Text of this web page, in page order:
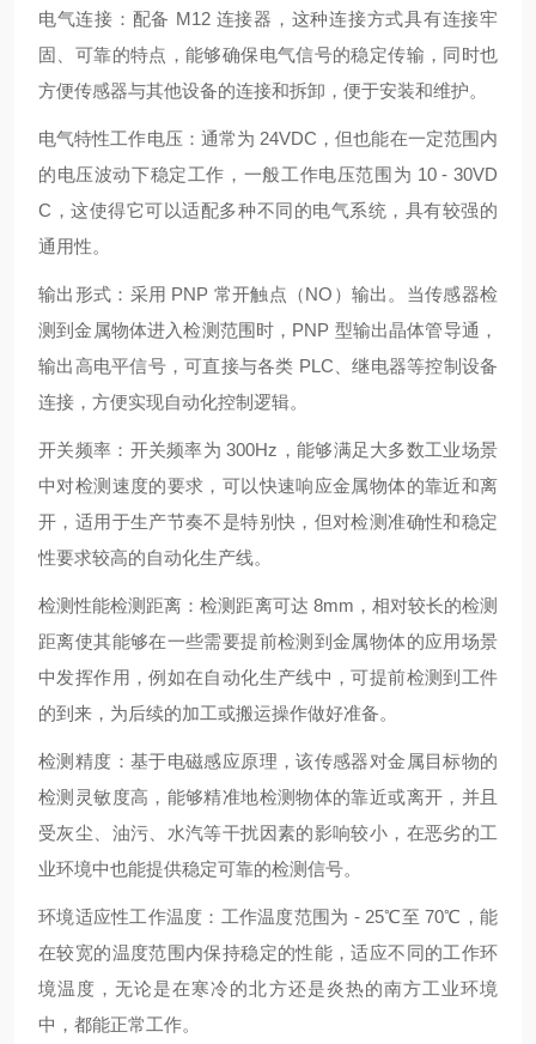
电气连接：配备 M12 连接器，这种连接方式具有连接牢
固、可靠的特点，能够确保电气信号的稳定传输，同时也
方便传感器与其他设备的连接和拆卸，便于安装和维护。
电气特性工作电压：通常为 24VDC，但也能在一定范围内
的电压波动下稳定工作，一般工作电压范围为 10 - 30VD
C，这使得它可以适配多种不同的电气系统，具有较强的
通用性。
输出形式：采用 PNP 常开触点（NO）输出。当传感器检
测到金属物体进入检测范围时，PNP 型输出晶体管导通，
输出高电平信号，可直接与各类 PLC、继电器等控制设备
连接，方便实现自动化控制逻辑。
开关频率：开关频率为 300Hz，能够满足大多数工业场景
中对检测速度的要求，可以快速响应金属物体的靠近和离
开，适用于生产节奏不是特别快，但对检测准确性和稳定
性要求较高的自动化生产线。
检测性能检测距离：检测距离可达 8mm，相对较长的检测
距离使其能够在一些需要提前检测到金属物体的应用场景
中发挥作用，例如在自动化生产线中，可提前检测到工件
的到来，为后续的加工或搬运操作做好准备。
检测精度：基于电磁感应原理，该传感器对金属目标物的
检测灵敏度高，能够精准地检测物体的靠近或离开，并且
受灰尘、油污、水汽等干扰因素的影响较小，在恶劣的工
业环境中也能提供稳定可靠的检测信号。
环境适应性工作温度：工作温度范围为 - 25℃至 70℃，能
在较宽的温度范围内保持稳定的性能，适应不同的工作环
境温度，无论是在寒冷的北方还是炎热的南方工业环境
中，都能正常工作。